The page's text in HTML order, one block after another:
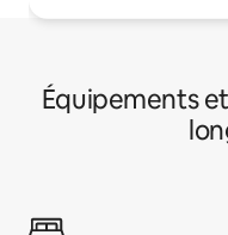
Équipements